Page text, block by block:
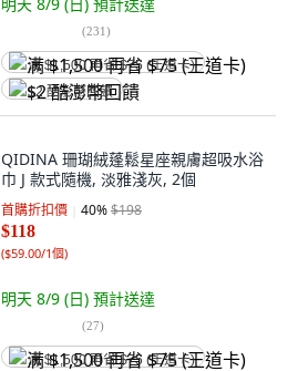
(231)
满 $1,500 再省 $75 (王道卡)
$2 酷澎幣回饋
QIDINA 珊瑚絨蓬鬆星座親膚超吸水浴
巾 J 款式隨機, 淡雅淺灰, 2個
首購折扣價 40%$198
$118
($59.00/1個)
明天 8/9 (日) 預計送達
(27)
满 $1,500 再省 $75 (王道卡)